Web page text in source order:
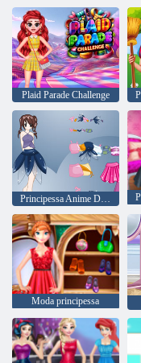
Plaid Parade Challenge
Moda principessa